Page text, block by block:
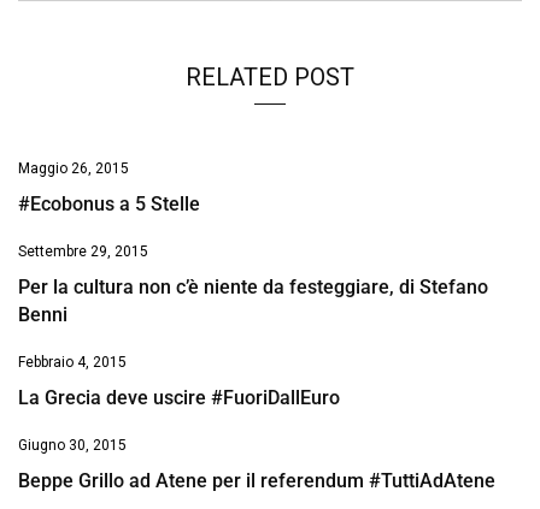
RELATED POST
Maggio 26, 2015
#Ecobonus a 5 Stelle
Settembre 29, 2015
Per la cultura non c’è niente da festeggiare, di Stefano
Benni
Febbraio 4, 2015
La Grecia deve uscire #FuoriDallEuro
Giugno 30, 2015
Beppe Grillo ad Atene per il referendum #TuttiAdAtene